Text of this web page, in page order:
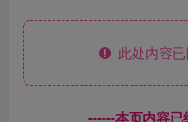
此处内容已
------本页内容